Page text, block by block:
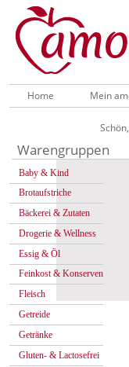
Home Mein
Warengruppen
Baby & Kind
Brotaufstriche
Bäckerei & Zutaten
Drogerie & Wellness
Essig & Öl
Feinkost & Konserven
Fleisch
Getreide
Getränke
Gluten- & Lactosefrei